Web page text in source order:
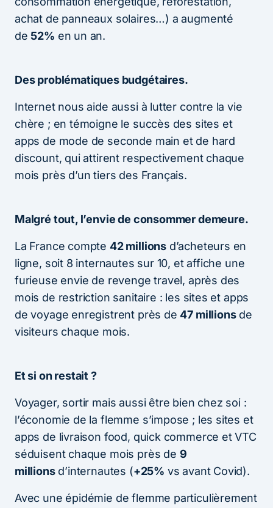
achat de panneaux solaires…) a augmenté
de 52% en un an.
Des problématiques budgétaires.
Internet nous aide aussi à lutter contre la vie
chère ; en témoigne le succès des sites et
apps de mode de seconde main et de hard
discount, qui attirent respectivement chaque
mois près d’un tiers des Français.
Malgré tout, l’envie de consommer demeure.
La France compte 42 millionsd’acheteurs en
ligne, soit 8 internautes sur 10, et affiche une
furieuse envie de revenge travel, après des
mois de restriction sanitaire : les sites et apps
de voyage enregistrent près de47 millionsde
visiteurs chaque mois.
Et si on restait ?
Voyager, sortir mais aussi être bien chez soi :
l’économie de la flemme s’impose ; les sites et
apps de livraison food, quick commerce et VTC
séduisent chaque mois près de 9
millionsd’internautes (+25% vs avant Covid).
Avec une épidémie de flemme particulièrement